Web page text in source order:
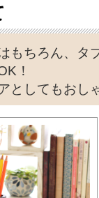
もちろん、タ
！
としてもおし